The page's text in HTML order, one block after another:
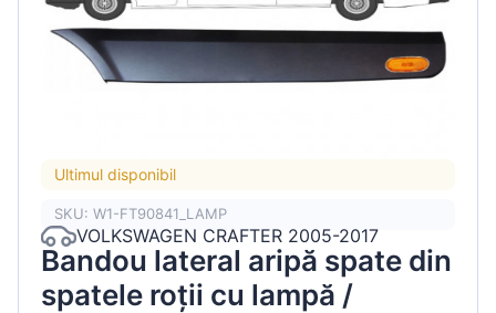
Ultimul disponibil
SKU: W1-FT90841_LAMP
VOLKSWAGEN CRAFTER 2005-2017
Bandou lateral aripă spate din
spatele roții cu lampă /